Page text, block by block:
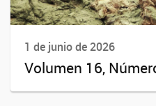
1 de junio de 2026
Volumen 16,